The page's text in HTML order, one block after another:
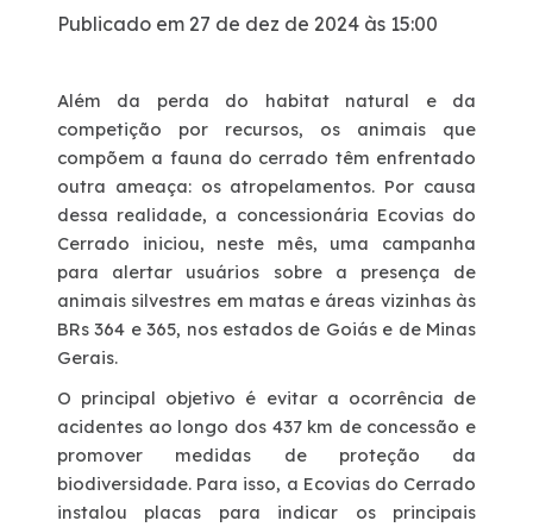
Estatística de acidentes
Notícias
Vídeos
Fotos
Sustentabilidade
Publicado em 27 de dez de 2024 às 15:00
Além da perda do habitat natural e da
competição por recursos, os animais que
compõem a fauna do cerrado têm enfrentado
outra ameaça: os atropelamentos. Por causa
dessa realidade, a concessionária Ecovias do
Cerrado iniciou, neste mês, uma campanha
para alertar usuários sobre a presença de
animais silvestres em matas e áreas vizinhas às
BRs 364 e 365, nos estados de Goiás e de Minas
Gerais.
O principal objetivo é evitar a ocorrência de
acidentes ao longo dos 437 km de concessão e
promover medidas de proteção da
biodiversidade. Para isso, a Ecovias do Cerrado
instalou placas para indicar os principais